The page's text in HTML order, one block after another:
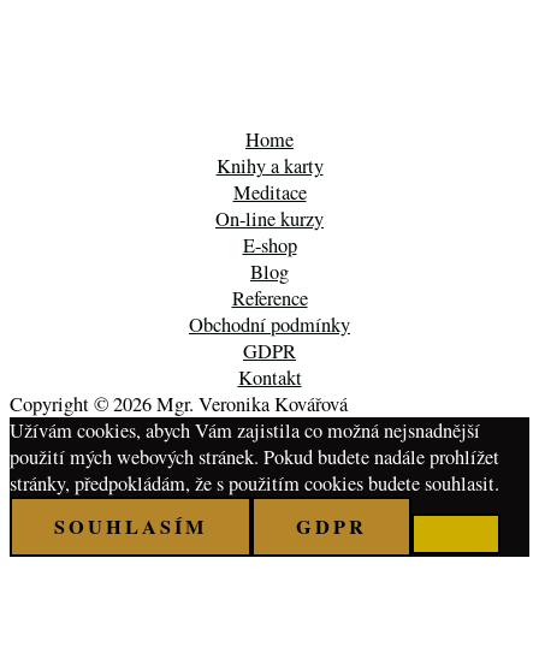
Home
Knihy a karty
Meditace
On-line kurzy
E-shop
Blog
Reference
Obchodní podmínky
GDPR
Kontakt
Copyright © 2026 Mgr. Veronika Kovářová
Užívám cookies, abych Vám zajistila co možná nejsnadnější
použití mých webových stránek. Pokud budete nadále prohlížet
stránky, předpokládám, že s použitím cookies budete souhlasit.
SOUHLASÍM GDPR